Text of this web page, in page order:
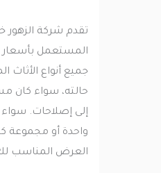
تقدم شركة الزهور
المستعمل بأسعار
جميع أنواع الأثاث
حالته، سواء كان
إلى إصلاحات. سواء
واحدة أو مجموعة كاملة
العرض المناسب لك.